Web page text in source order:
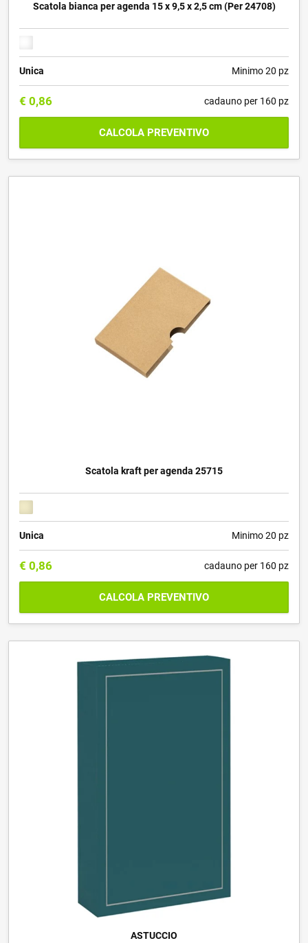
Scatola bianca per agenda 15 x 9,5 x 2,5 cm (Per 24708)
Unica Minimo 20 pz
€ 0,86 cadauno per 160 pz
CALCOLA PREVENTIVO
Scatola kraft per agenda 25715
Unica Minimo 20 pz
€ 0,86 cadauno per 160 pz
CALCOLA PREVENTIVO
ASTUCCIO